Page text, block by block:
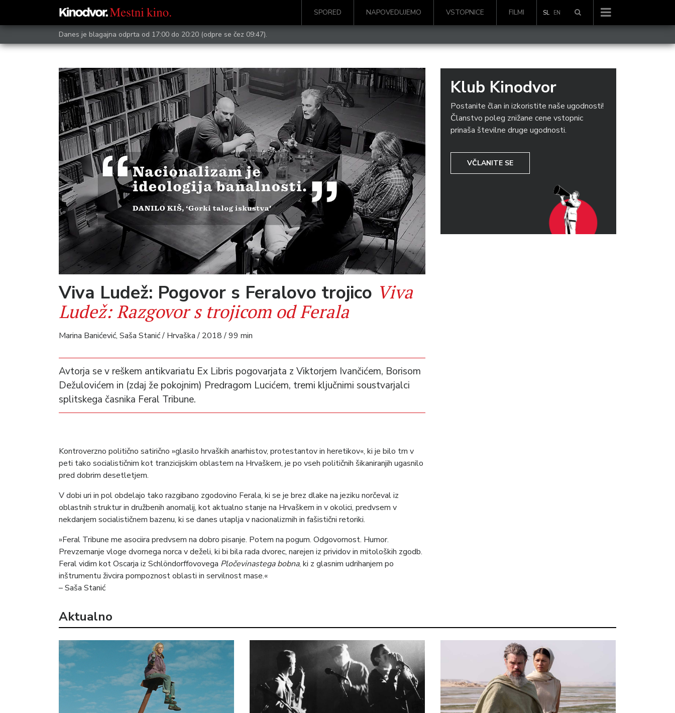
SPORED NAPOVEDUJEMO VSTOPNICE FILMI SL EN
Danes je blagajna odprta od 17:00 do 20:20 (odpre se čez 09:47).
Viva Ludež: Pogovor s Feralovo trojico Viva
Ludež: Razgovor s trojicom od Ferala
Marina Banićević, Saša Stanić / Hrvaška / 2018 / 99 min
Avtorja se v reškem antikvariatu Ex Libris pogovarjata z Viktorjem Ivančićem, Borisom
Dežulovićem in (zdaj že pokojnim) Predragom Lucićem, tremi ključnimi soustvarjalci
splitskega časnika Feral Tribune.
Kontroverzno politično satirično »glasilo hrvaških anarhistov, protestantov in heretikov«, ki je bilo trn v
peti tako socialističnim kot tranzicijskim oblastem na Hrvaškem, je po vseh političnih šikaniranjih ugasnilo
pred dobrim desetletjem.
V dobi uri in pol obdelajo tako razgibano zgodovino Ferala, ki se je brez dlake na jeziku norčeval iz
oblastnih struktur in družbenih anomalij, kot aktualno stanje na Hrvaškem in v okolici, predvsem v
nekdanjem socialističnem bazenu, ki se danes utaplja v nacionalizmih in fašistični retoriki.
»Feral Tribune me asociira predvsem na dobro pisanje. Potem na pogum. Odgovornost. Humor.
Prevzemanje vloge dvornega norca v deželi, ki bi bila rada dvorec, narejen iz prividov in mitoloških zgodb.
Feral vidim kot Oscarja iz Schlöndorffovovega Pločevinastega bobna, ki z glasnim udrihanjem po
inštrumentu živcira pompoznost oblasti in servilnost mase.«
– Saša Stanić
Klub Kinodvor
Postanite član in izkoristite naše ugodnosti!
Članstvo poleg znižane cene vstopnic
prinaša številne druge ugodnosti.
VČLANITE SE
Aktualno